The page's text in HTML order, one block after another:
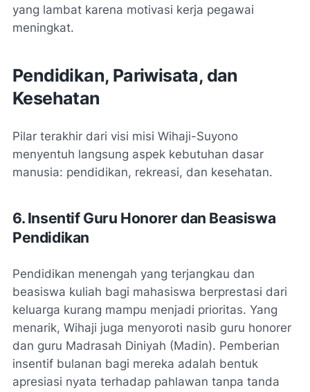
yang lambat karena motivasi kerja pegawai
meningkat.
Pendidikan, Pariwisata, dan
Kesehatan
Pilar terakhir dari visi misi Wihaji-Suyono
menyentuh langsung aspek kebutuhan dasar
manusia: pendidikan, rekreasi, dan kesehatan.
6. Insentif Guru Honorer dan Beasiswa
Pendidikan
Pendidikan menengah yang terjangkau dan
beasiswa kuliah bagi mahasiswa berprestasi dari
keluarga kurang mampu menjadi prioritas. Yang
menarik, Wihaji juga menyoroti nasib guru honorer
dan guru Madrasah Diniyah (Madin). Pemberian
insentif bulanan bagi mereka adalah bentuk
apresiasi nyata terhadap pahlawan tanpa tanda